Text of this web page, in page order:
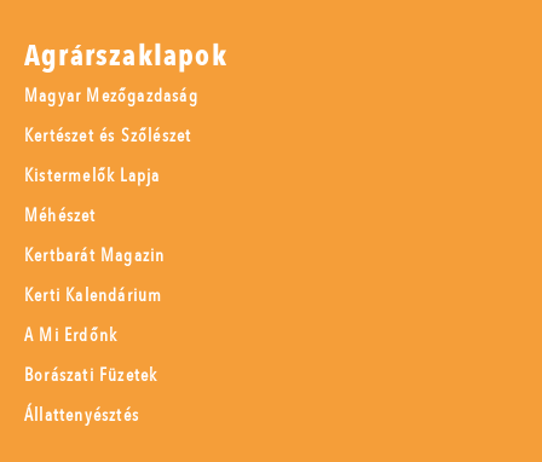
Agrárszaklapok
Magyar Mezőgazdaság
Kertészet és Szőlészet
Kistermelők Lapja
Méhészet
Kertbarát Magazin
Kerti Kalendárium
A Mi Erdőnk
Borászati Füzetek
Állattenyésztés